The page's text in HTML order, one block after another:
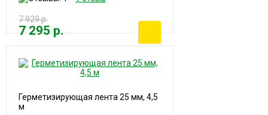
7 929 р.
7 295 р.
Герметизирующая лента 25 мм, 4,5
м